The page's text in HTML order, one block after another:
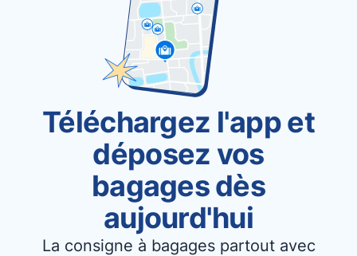
Téléchargez l'app et
déposez vos
bagages dès
aujourd'hui
La consigne à bagages partout avec